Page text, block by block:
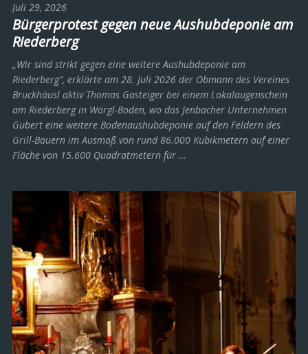
Juli 29, 2026
Bürgerprotest gegen neue Aushubdeponie am
Riederberg
„Wir sind strikt gegen eine weitere Aushubdeponie am
Riederberg“, erklärte am 28. Juli 2026 der Obmann des Vereines
Bruckhäusl aktiv Thomas Gasteiger bei einem Lokalaugenschein
am Riederberg in Wörgl-Boden, wo das Jenbacher Unternehmen
Gubert eine weitere Bodenaushubdeponie auf den Feldern des
Grill-Bauern im Ausmaß von rund 86.000 Kubikmetern auf einer
Fläche von 15.600 Quadratmetern für …